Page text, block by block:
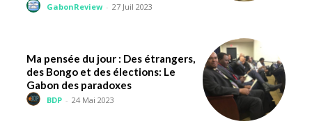
GabonReview - 27 Juil 2023
Ma pensée du jour : Des étrangers,
des Bongo et des élections: Le
Gabon des paradoxes
BDP - 24 Mai 2023